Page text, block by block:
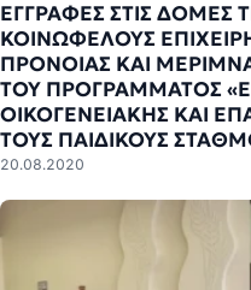
ΕΓΓΡΑΦΕΣ ΣΤΙΣ ΔΟΜΕΣ
ΚΟΙΝΩΦΕΛΟΥΣ
ΠΡΟΝΟΙΑΣ ΚΑΙ
ΤΟΥ ΠΡΟΓΡΑΜΜΑΤΟΣ
ΟΙΚΟΓΕΝΕΙΑΚΗΣ ΚΑΙ
ΤΟΥΣ ΠΑΙΔΙΚΟΥΣ
20.08.2020